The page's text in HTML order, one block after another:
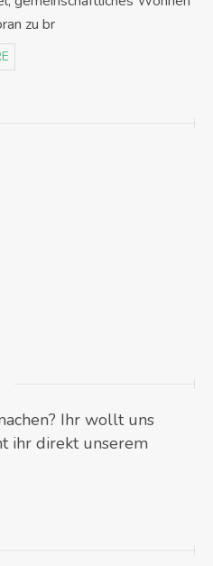
zu br
Ihr wollt uns
ihr direkt unserem